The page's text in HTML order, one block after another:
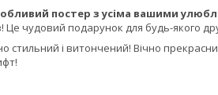
постер з усіма вашими
Це чудовий подарунок для будь-якого
стильний і витончений! Вічно